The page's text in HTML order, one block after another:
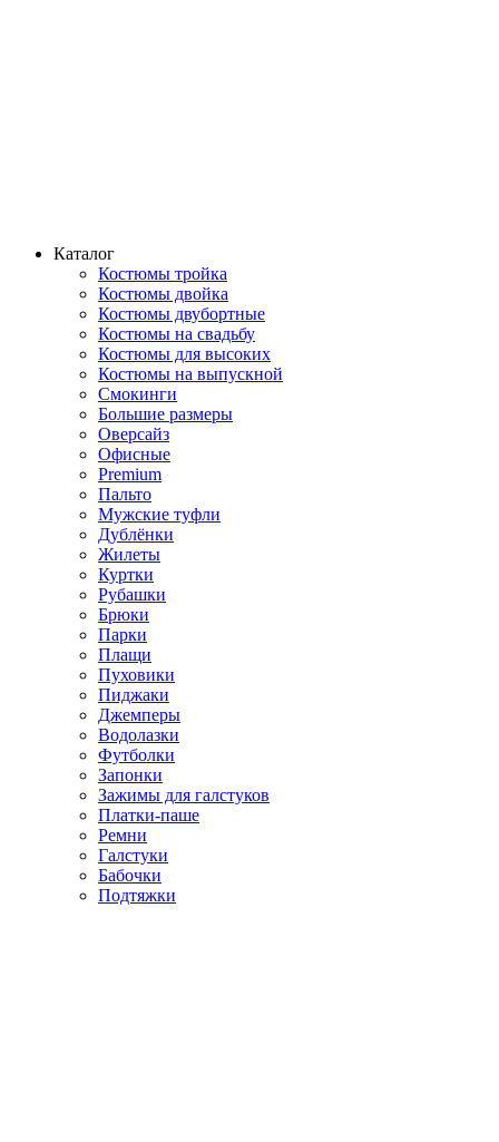
Каталог
Костюмы тройка
Костюмы двойка
Костюмы двубортные
Костюмы на свадьбу
Костюмы для высоких
Костюмы на выпускной
Смокинги
Большие размеры
Оверсайз
Офисные
Premium
Пальто
Мужские туфли
Дублёнки
Жилеты
Куртки
Рубашки
Брюки
Парки
Плащи
Пуховики
Пиджаки
Джемперы
Водолазки
Футболки
Запонки
Зажимы для галстуков
Платки-паше
Ремни
Галстуки
Бабочки
Подтяжки